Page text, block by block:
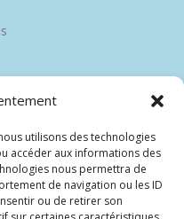
utilisons des technologies
accéder aux informations des
nous permettra de
de navigation ou les ID
ou de retirer son